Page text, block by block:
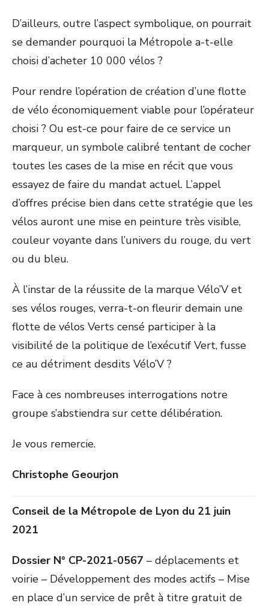
D’ailleurs, outre l’aspect symbolique, on pourrait
se demander pourquoi la Métropole a-t-elle
choisi d’acheter 10 000 vélos ?
Pour rendre l’opération de création d’une flotte
de vélo économiquement viable pour l’opérateur
choisi ? Ou est-ce pour faire de ce service un
marqueur, un symbole calibré tentant de cocher
toutes les cases de la mise en récit que vous
essayez de faire du mandat actuel. L’appel
d’offres précise bien dans cette stratégie que les
vélos auront une mise en peinture très visible,
couleur voyante dans l’univers du rouge, du vert
ou du bleu.
À l’instar de la réussite de la marque Vélo’V et
ses vélos rouges, verra-t-on fleurir demain une
flotte de vélos Verts censé participer à la
visibilité de la politique de l’exécutif Vert, fusse
ce au détriment desdits Vélo’V ?
Face à ces nombreuses interrogations notre
groupe s’abstiendra sur cette délibération.
Je vous remercie.
Christophe Geourjon
Conseil de la Métropole de Lyon du 21 juin
2021
Dossier N° CP-2021-0567 – déplacements et
voirie – Développement des modes actifs – Mise
en place d’un service de prêt à titre gratuit de